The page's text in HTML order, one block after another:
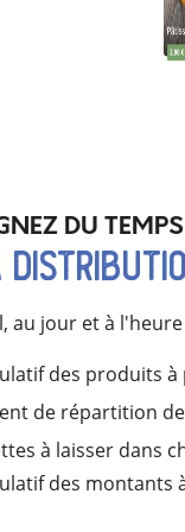
DU
au jour et à
des produits
de répartition
à laisser dans
des montants